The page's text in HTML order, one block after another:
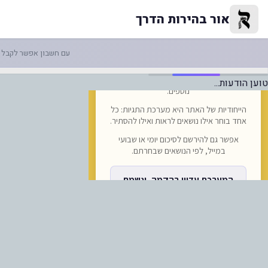
שיפוצים בגבול: מעבר
אור בהירות הדרך
עם חשבון אפשר לקבל
טוען הודעות...